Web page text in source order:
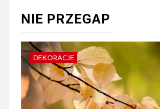
NIE PRZEGAP
DEKORACJE